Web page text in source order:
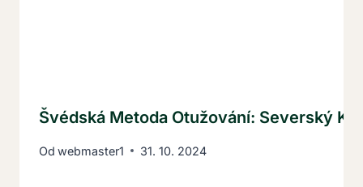
Švédská Metoda Otužování: Severský
Od webmaster1 31. 10. 2024